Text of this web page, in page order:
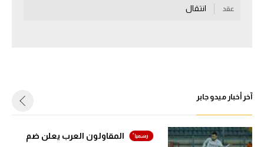
كرة السلة الأمريكية
كرة سلة
كرة يد
عقد انتقال
آخر أخبار ميدو جابر
المقاولون العرب يعلن ضم